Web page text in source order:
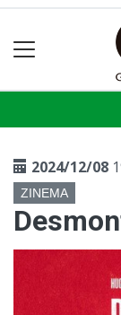
2024/12/08
ZINEMA